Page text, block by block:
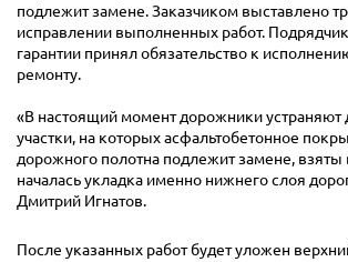
подлежит замене. Заказчиком выставлено
исправлении выполненных работ.
гарантии принял обязательство к
ремонту.
«В настоящий момент дорожники устраняют
участки, на которых асфальтобетонное
дорожного полотна подлежит замене, взяты
началась укладка именно нижнего слоя
Дмитрий Игнатов.
После указанных работ будет уложен